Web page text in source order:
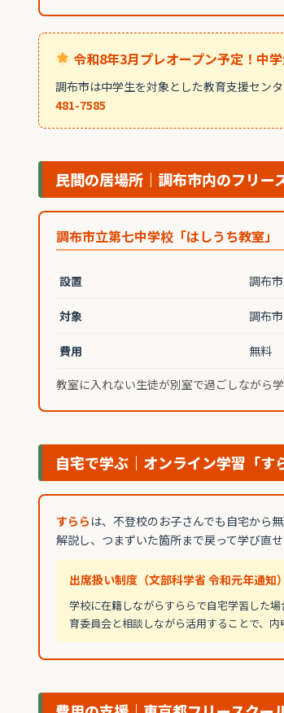
令和8年3月プレオープン予定！中
調布市は中学生を対象とした教育支援セン
481-7585
民間の居場所｜調布市内のフリー
調布市立第七中学校「はしうち教室」
設置 調布
対象 調布
費用 無料
教室に入れない生徒が別室で過ごしながら
自宅で学ぶ｜オンライン学習「す
すらら は、不登校のお子さんでも自宅から
解説し、つまずいた箇所まで戻って学び直せ
出席扱い制度（文部科学省 令和元年通知）
学校に在籍しながらすららで自宅学習した
育委員会と相談しながら活用することで、